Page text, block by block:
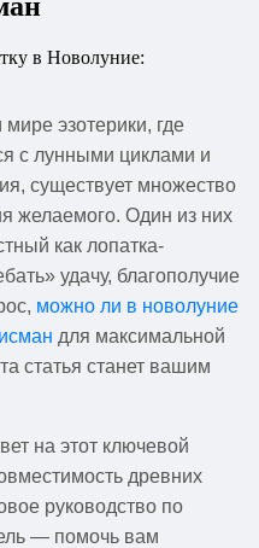
эзотерики, где
с лунными циклами и
существует множество
желаемого. Один из них
как лопатка-
удачу, благополучие
можно ли в новолуние
для максимальной
статья станет вашим
на этот ключевой
древних
руководство по
— помочь вам